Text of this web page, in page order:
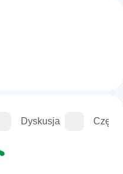
Dyskusja